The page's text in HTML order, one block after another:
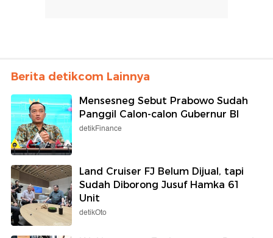
Berita detikcom Lainnya
Mensesneg Sebut Prabowo Sudah
Panggil Calon-calon Gubernur BI
detikFinance
Land Cruiser FJ Belum Dijual, tapi
Sudah Diborong Jusuf Hamka 61
Unit
detikOto